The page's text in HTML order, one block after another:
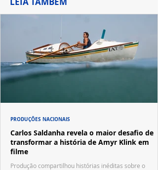
Carlos Saldanha revela o maior desafio de
transformar a história de Amyr Klink em
filme
Produção compartilhou histórias inéditas sobre o
PRODUÇÕES NACIONAIS